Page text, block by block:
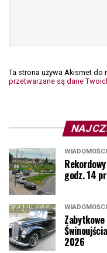
Ta strona używa Akismet do
przetwarzane są dane
WIADOMOŚCI
godz. 14
WIADOMOŚCI
2026